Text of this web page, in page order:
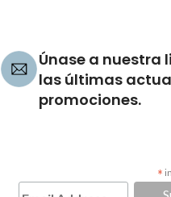
Únase a nuestra
las últimas
promociones.
*